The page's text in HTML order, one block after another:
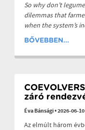
So why don’t
dilemmas that
when the system’s
BŐVEBBEN...
záró
Éva Bánsági•2026-06-10
Az elmúlt három